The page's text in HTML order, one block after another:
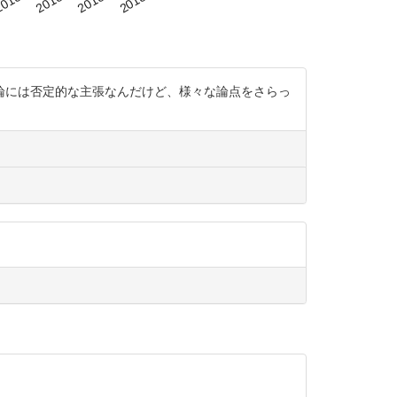
は否定的な主張なんだけど、様々な論点をさらっ